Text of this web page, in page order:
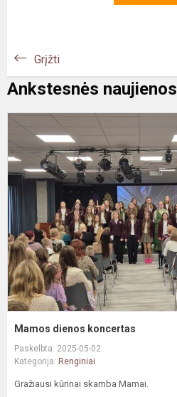
Grįžti
Ankstesnės naujienos
Mamos dienos koncertas
Paskelbta: 2025-05-02
Kategorija: Renginiai
Gražiausi kūrinai skamba Mamai.